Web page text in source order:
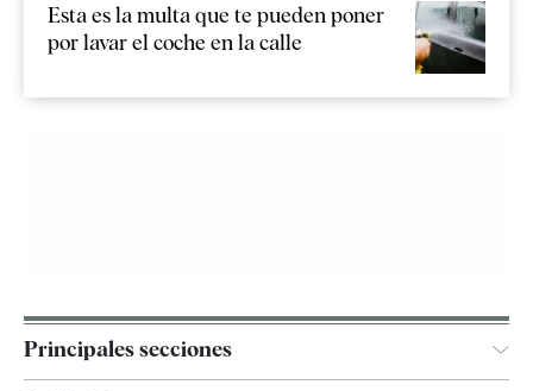
Esta es la multa que te pueden poner
por lavar el coche en la calle
Principales secciones